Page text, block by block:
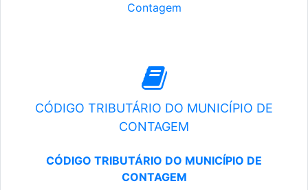
Contagem
CÓDIGO TRIBUTÁRIO DO MUNICÍPIO DE
CONTAGEM
CÓDIGO TRIBUTÁRIO DO MUNICÍPIO DE
CONTAGEM